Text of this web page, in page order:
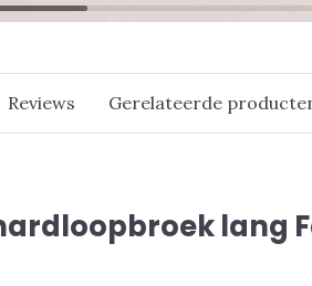
Reviews Gerelateerde
lang